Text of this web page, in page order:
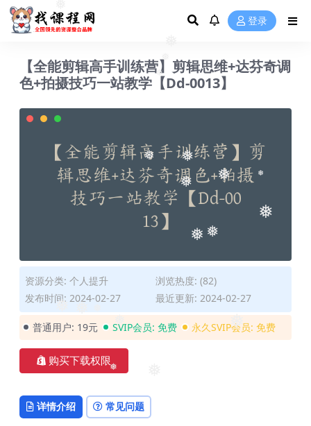
❅
❅
❅
❅
❅
❅ ❅
❅
❅
❅
❅
❅
❅❅
❅
❅
❅ 登录
【全能剪辑高手训练营】剪辑思维+达芬奇调
色+拍摄技巧一站教学【Dd-0013】
资源分类: 个人提升
浏览热度: (82)
发布时间: 2024-02-27
最近更新: 2024-02-27
普通用户: 19元 SVIP会员: 免费 永久SVIP会员: 免费
购买下载权限
详情介绍 常见问题